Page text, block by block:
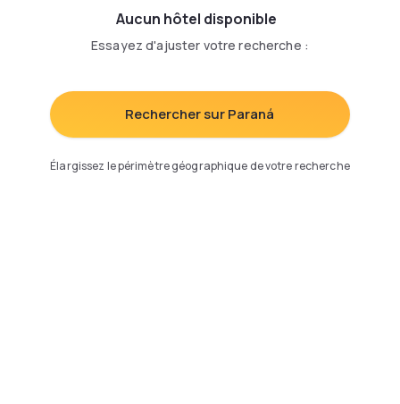
Aucun hôtel disponible
Essayez d'ajuster votre recherche :
Rechercher sur Paraná
Élargissez le périmètre géographique de votre recherche